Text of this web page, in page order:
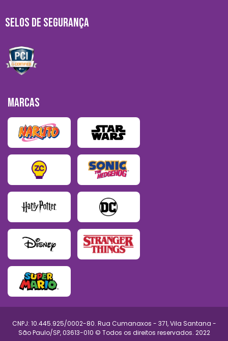
SELOS DE SEGURANÇA
MARCAS
CNPJ: 10.445.925/0002-80. Rua Cumanaxos - 371, Vila Santana -
São Paulo/SP, 03613-010 © Todos os direitos reservados. 2022